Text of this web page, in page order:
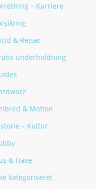
– Karriere
& Rejser
underholdning
& Motion
– Kultur
& Have
kategoriseret